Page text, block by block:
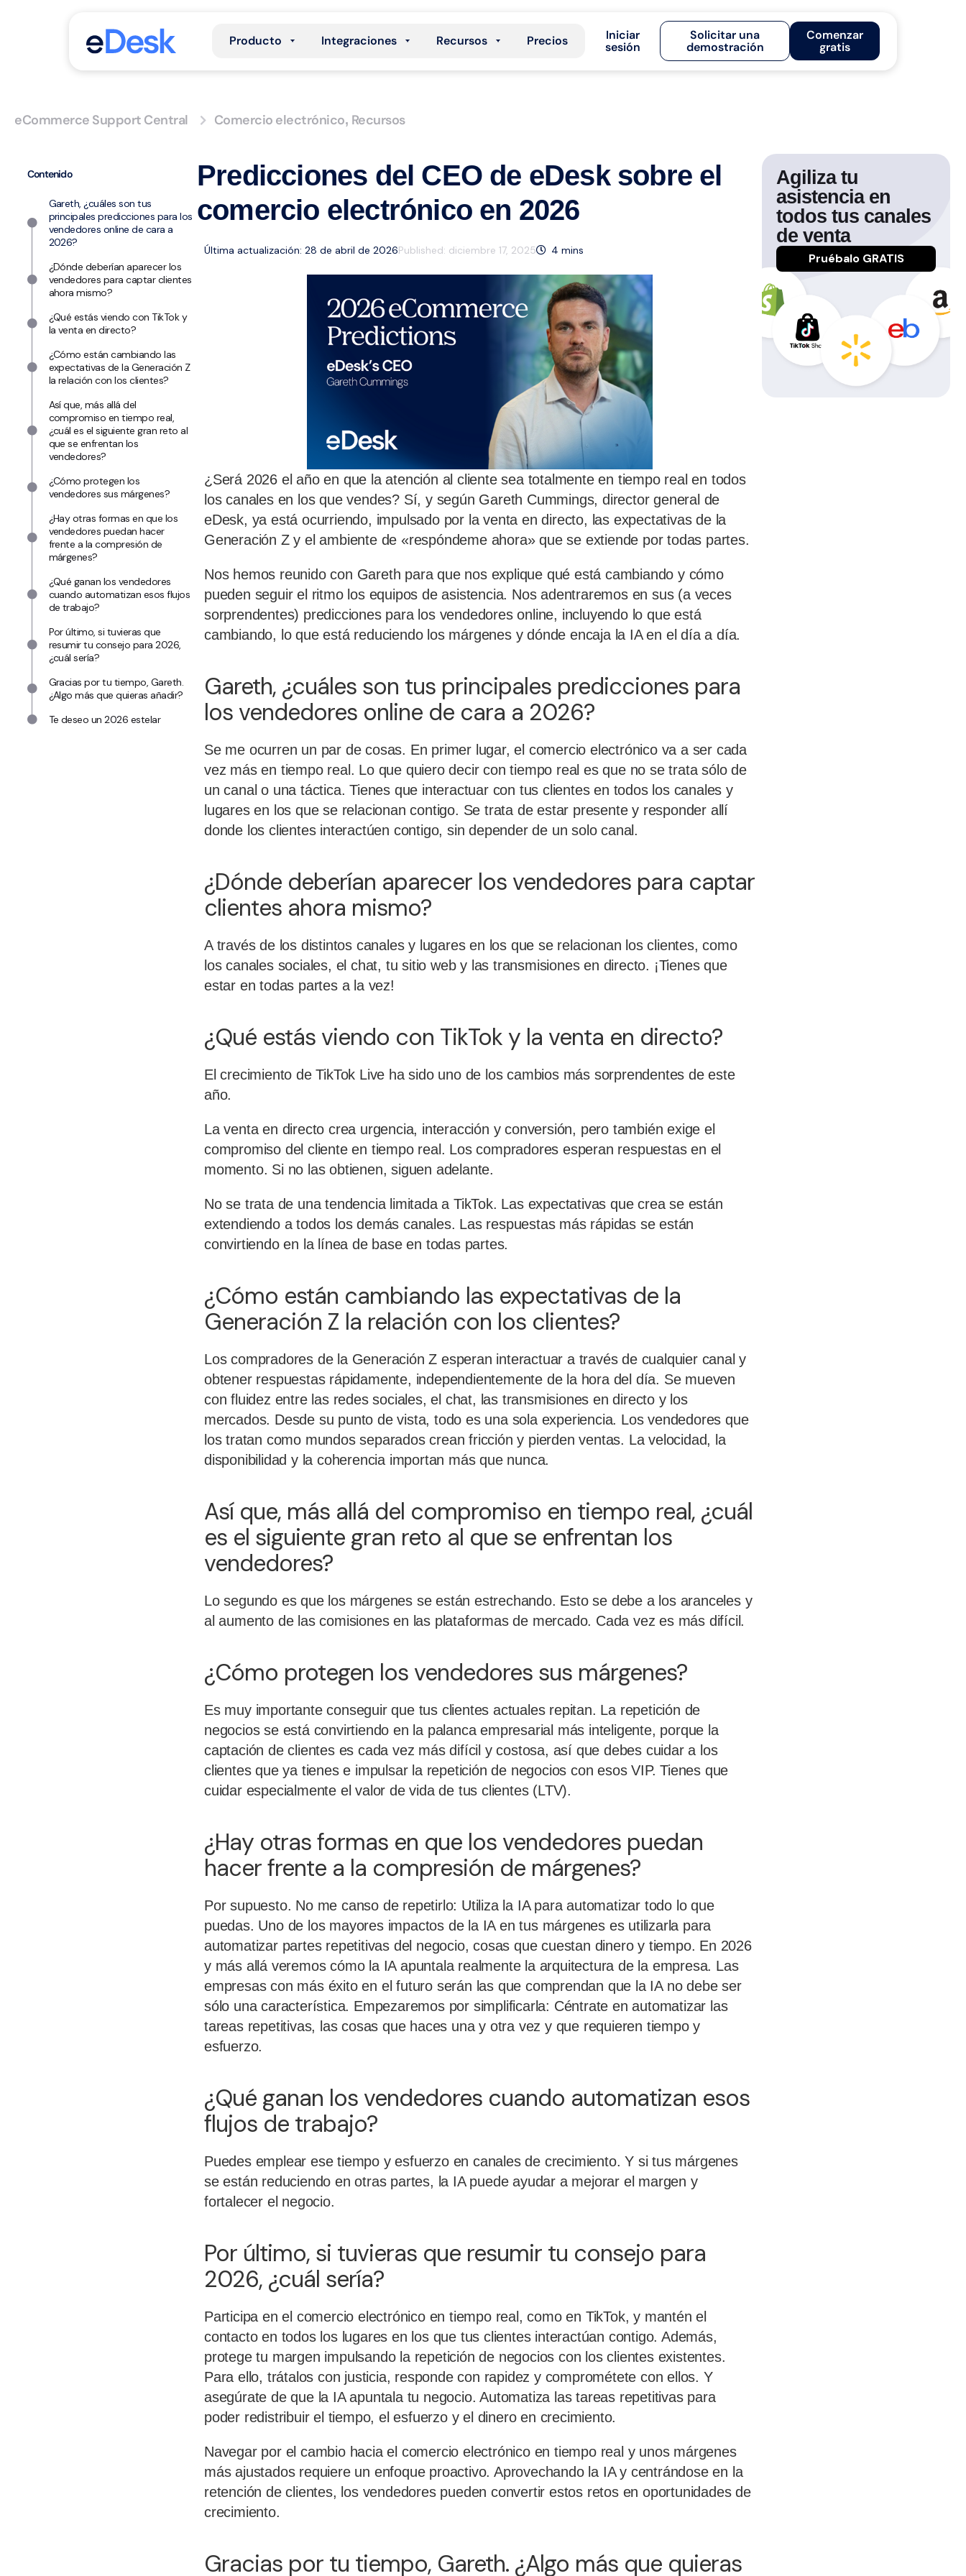
Producto Integraciones Recursos Precios
Iniciar
sesión
Solicitar una
demostración
Comenzar
gratis
eCommerce Support Central Comercio electrónico, Recursos
Contenido
Gareth, ¿cuáles son tus
principales predicciones para los
vendedores online de cara a
2026?
¿Dónde deberían aparecer los
vendedores para captar clientes
ahora mismo?
¿Qué estás viendo con TikTok y
la venta en directo?
¿Cómo están cambiando las
expectativas de la Generación Z
la relación con los clientes?
Así que, más allá del
compromiso en tiempo real,
¿cuál es el siguiente gran reto al
que se enfrentan los
vendedores?
¿Cómo protegen los
vendedores sus márgenes?
¿Hay otras formas en que los
vendedores puedan hacer
frente a la compresión de
márgenes?
¿Qué ganan los vendedores
cuando automatizan esos flujos
de trabajo?
Por último, si tuvieras que
resumir tu consejo para 2026,
¿cuál sería?
Gracias por tu tiempo, Gareth.
¿Algo más que quieras añadir?
Te deseo un 2026 estelar
Predicciones del CEO de eDesk sobre el
comercio electrónico en 2026
Última actualización: 28 de abril de 2026Published: diciembre 17, 2025 4 mins
¿Será 2026 el año en que la atención al cliente sea totalmente en tiempo real en todos
los canales en los que vendes? Sí, y según Gareth Cummings, director general de
eDesk, ya está ocurriendo, impulsado por la venta en directo, las expectativas de la
Generación Z y el ambiente de «respóndeme ahora» que se extiende por todas partes.
Nos hemos reunido con Gareth para que nos explique qué está cambiando y cómo
pueden seguir el ritmo los equipos de asistencia. Nos adentraremos en sus (a veces
sorprendentes) predicciones para los vendedores online, incluyendo lo que está
cambiando, lo que está reduciendo los márgenes y dónde encaja la IA en el día a día.
Gareth, ¿cuáles son tus principales predicciones para
los vendedores online de cara a 2026?
Se me ocurren un par de cosas. En primer lugar, el comercio electrónico va a ser cada
vez más en tiempo real. Lo que quiero decir con tiempo real es que no se trata sólo de
un canal o una táctica. Tienes que interactuar con tus clientes en todos los canales y
lugares en los que se relacionan contigo. Se trata de estar presente y responder allí
donde los clientes interactúen contigo, sin depender de un solo canal.
¿Dónde deberían aparecer los vendedores para captar
clientes ahora mismo?
A través de los distintos canales y lugares en los que se relacionan los clientes, como
los canales sociales, el chat, tu sitio web y las transmisiones en directo. ¡Tienes que
estar en todas partes a la vez!
¿Qué estás viendo con TikTok y la venta en directo?
El crecimiento de TikTok Live ha sido uno de los cambios más sorprendentes de este
año.
La venta en directo crea urgencia, interacción y conversión, pero también exige el
compromiso del cliente en tiempo real. Los compradores esperan respuestas en el
momento. Si no las obtienen, siguen adelante.
No se trata de una tendencia limitada a TikTok. Las expectativas que crea se están
extendiendo a todos los demás canales. Las respuestas más rápidas se están
convirtiendo en la línea de base en todas partes.
¿Cómo están cambiando las expectativas de la
Generación Z la relación con los clientes?
Los compradores de la Generación Z esperan interactuar a través de cualquier canal y
obtener respuestas rápidamente, independientemente de la hora del día. Se mueven
con fluidez entre las redes sociales, el chat, las transmisiones en directo y los
mercados. Desde su punto de vista, todo es una sola experiencia. Los vendedores que
los tratan como mundos separados crean fricción y pierden ventas. La velocidad, la
disponibilidad y la coherencia importan más que nunca.
Así que, más allá del compromiso en tiempo real, ¿cuál
es el siguiente gran reto al que se enfrentan los
vendedores?
Lo segundo es que los márgenes se están estrechando. Esto se debe a los aranceles y
al aumento de las comisiones en las plataformas de mercado. Cada vez es más difícil.
¿Cómo protegen los vendedores sus márgenes?
Es muy importante conseguir que tus clientes actuales repitan. La repetición de
negocios se está convirtiendo en la palanca empresarial más inteligente, porque la
captación de clientes es cada vez más difícil y costosa, así que debes cuidar a los
clientes que ya tienes e impulsar la repetición de negocios con esos VIP. Tienes que
cuidar especialmente el valor de vida de tus clientes (LTV).
¿Hay otras formas en que los vendedores puedan
hacer frente a la compresión de márgenes?
Por supuesto. No me canso de repetirlo: Utiliza la IA para automatizar todo lo que
puedas. Uno de los mayores impactos de la IA en tus márgenes es utilizarla para
automatizar partes repetitivas del negocio, cosas que cuestan dinero y tiempo. En 2026
y más allá veremos cómo la IA apuntala realmente la arquitectura de la empresa. Las
empresas con más éxito en el futuro serán las que comprendan que la IA no debe ser
sólo una característica. Empezaremos por simplificarla: Céntrate en automatizar las
tareas repetitivas, las cosas que haces una y otra vez y que requieren tiempo y
esfuerzo.
¿Qué ganan los vendedores cuando automatizan esos
flujos de trabajo?
Puedes emplear ese tiempo y esfuerzo en canales de crecimiento. Y si tus márgenes
se están reduciendo en otras partes, la IA puede ayudar a mejorar el margen y
fortalecer el negocio.
Por último, si tuvieras que resumir tu consejo para
2026, ¿cuál sería?
Participa en el comercio electrónico en tiempo real, como en TikTok, y mantén el
contacto en todos los lugares en los que tus clientes interactúan contigo. Además,
protege tu margen impulsando la repetición de negocios con los clientes existentes.
Para ello, trátalos con justicia, responde con rapidez y comprométete con ellos. Y
asegúrate de que la IA apuntala tu negocio. Automatiza las tareas repetitivas para
poder redistribuir el tiempo, el esfuerzo y el dinero en crecimiento.
Navegar por el cambio hacia el comercio electrónico en tiempo real y unos márgenes
más ajustados requiere un enfoque proactivo. Aprovechando la IA y centrándose en la
retención de clientes, los vendedores pueden convertir estos retos en oportunidades de
crecimiento.
Gracias por tu tiempo, Gareth. ¿Algo más que quieras
Agiliza tu
asistencia en
todos tus canales
de venta
Pruébalo GRATIS